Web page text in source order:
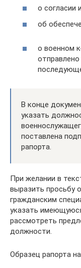
о согласии
об
о военном
В конце
указать
поставлена
рапорта.
При желании в
выразить просьбу
гражданским
указать
рассмотреть
должности.
Образец рапорта